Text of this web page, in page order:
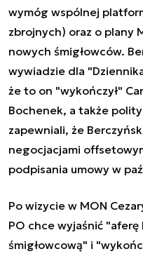
wymóg wspólnej
zbrojnych) oraz o plany
nowych śmigłowców.
wywiadzie dla
że to on "wykończył"
Bochenek, a także
zapewniali, że
negocjacjami
podpisania umowy w
Po wizycie w MON
PO chce wyjaśnić
śmigłowcową" i